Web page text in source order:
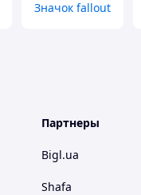
Значок fallout
Партнеры
Bigl.ua
Shafa